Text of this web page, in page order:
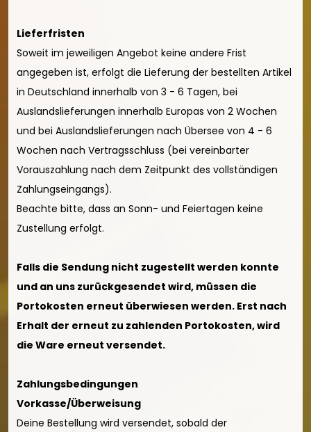
Lieferfristen
Soweit im jeweiligen Angebot keine andere Frist
angegeben ist, erfolgt die Lieferung der bestellten Artikel
in Deutschland innerhalb von 3 - 6 Tagen, bei
Auslandslieferungen innerhalb Europas von 2 Wochen
und bei Auslandslieferungen nach Übersee von 4 - 6
Wochen nach Vertragsschluss (bei vereinbarter
Vorauszahlung nach dem Zeitpunkt des vollständigen
Zahlungseingangs).
Beachte bitte, dass an Sonn- und Feiertagen keine
Zustellung erfolgt.
Falls die Sendung nicht zugestellt werden konnte
und an uns zurückgesendet wird, müssen die
Portokosten erneut überwiesen werden. Erst nach
Erhalt der erneut zu zahlenden Portokosten, wird
die Ware erneut versendet.
Zahlungsbedingungen
Vorkasse/Überweisung
Deine Bestellung wird versendet, sobald der